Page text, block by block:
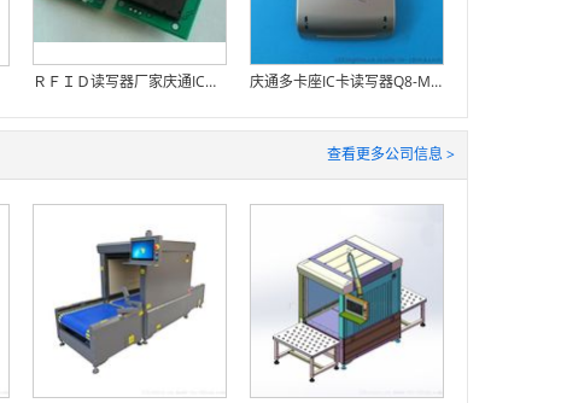
ＲＦＩＤ读写器厂家庆通IC卡接触式读写模块 庆通多卡座IC卡读写器Q8-MEM
查看更多公司信息 >